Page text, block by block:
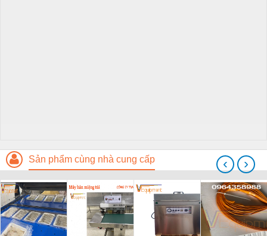
Sản phẩm cùng nhà cung cấp ‹ ›